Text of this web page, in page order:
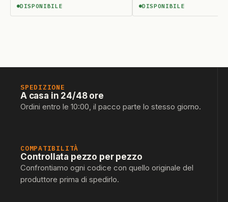
DISPONIBILE
DISPONIBILE DISPONIBILE
DISPONIBILE
SPEDIZIONE
A casa in 24/48 ore
Ordini entro le 10:00, il pacco parte lo stesso giorno.
COMPATIBILITÀ
Controllata pezzo per pezzo
Confrontiamo ogni codice con quello originale del
produttore prima di spedirlo.